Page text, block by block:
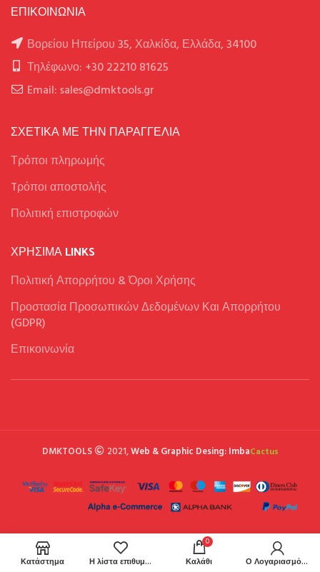
ΕΠΙΚΟΙΝΩΝΙΑ
Βορείου Ηπείρου 35, Χαλκίδα, Ελλάδα, 34100
Τηλέφωνο: +30 22210 81625
Email: sales@dmktools.gr
ΣΧΕΤΙΚΑ ΜΕ ΤΗΝ ΠΑΡΑΓΓΕΛΙΑ
Τρόποι πληρωμής
Tρόποι αποστολής
Πολιτική επιστροφών
ΧΡΉΣΙΜΑ LINKS
Πολιτική Απορρήτου & Όροι Χρήσης
Προστασία Προσωπικών Δεδομένων Και Απορρήτου
(GDPR)
Επικοινωνία
DMKTOOLS 2021,Web & Graphic Desing: ImbaCactus
Κατάστημα Η λίστα επιθυμιών μου
0
Καλάθι Ο Λογαριασμός μου